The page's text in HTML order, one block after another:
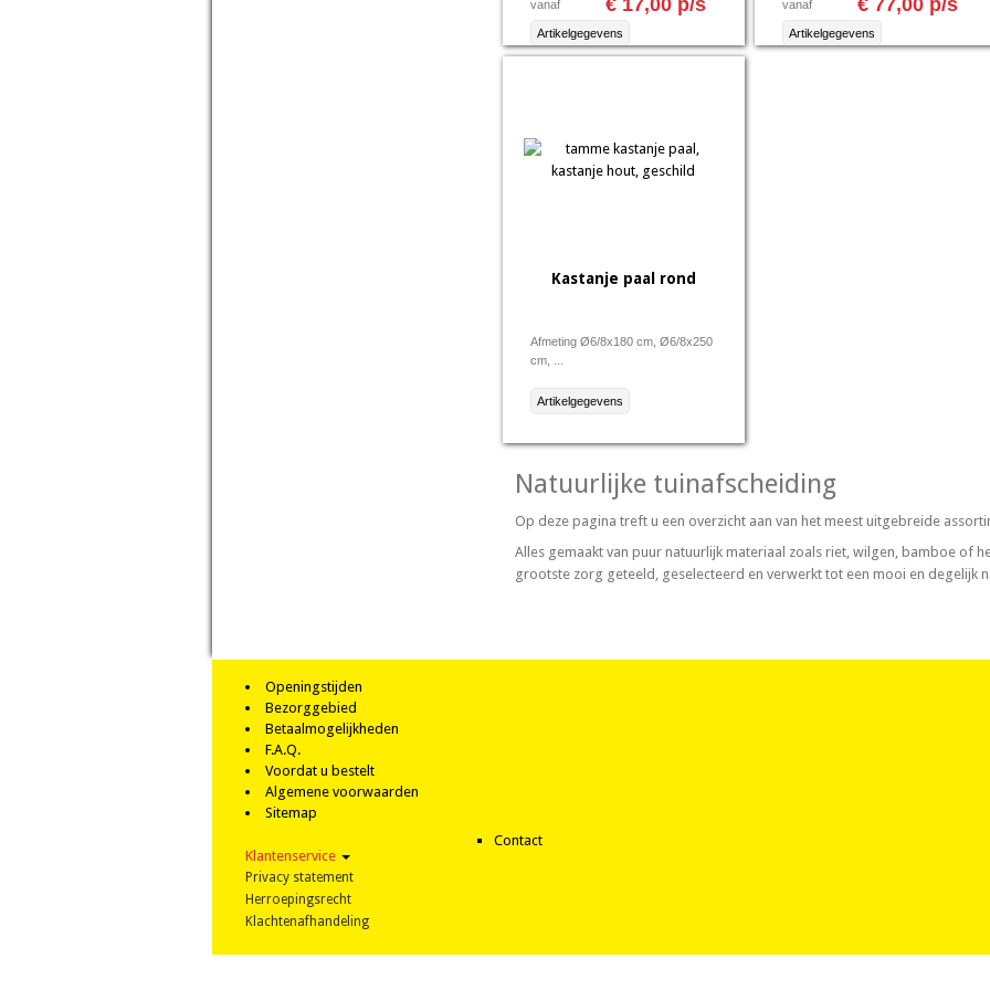
vanaf € 17,00 p/s
Artikelgegevens
vanaf € 77,00 p/s
Artikelgegevens
Kastanje paal rond
Afmeting Ø6/8x180 cm, Ø6/8x250
cm, ...
Artikelgegevens
Natuurlijke tuinafscheiding
Op deze pagina treft u een overzicht aan van het meest uitgebreide
Alles gemaakt van puur natuurlijk materiaal zoals riet, wilgen, bamboe of
grootste zorg geteeld, geselecteerd en verwerkt tot een mooi en degelijk
Openingstijden
Bezorggebied
Betaalmogelijkheden
F.A.Q.
Voordat u bestelt
Algemene voorwaarden
Sitemap
Klantenservice
Privacy statement
Herroepingsrecht
Klachtenafhandeling
Contact